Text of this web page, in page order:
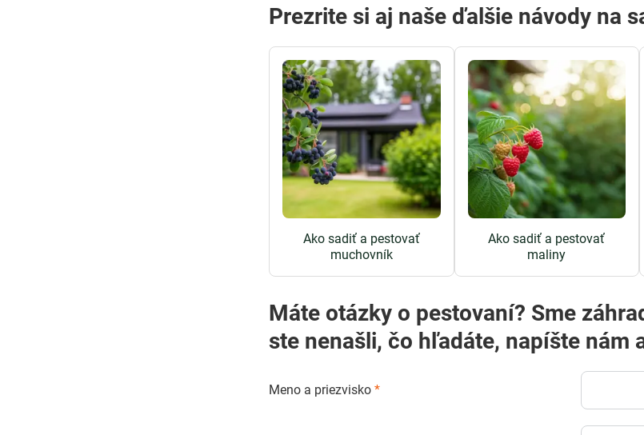
Prezrite si aj naše ďalšie návody na
Ako sadiť a pestovať
muchovník
Ako sadiť a pestovať
maliny
Máte otázky o pestovaní? Sme záhradní nadšenci a radi vám poradíme! Ak
ste nenašli, čo hľadáte, napíšte nám
Meno a priezvisko*